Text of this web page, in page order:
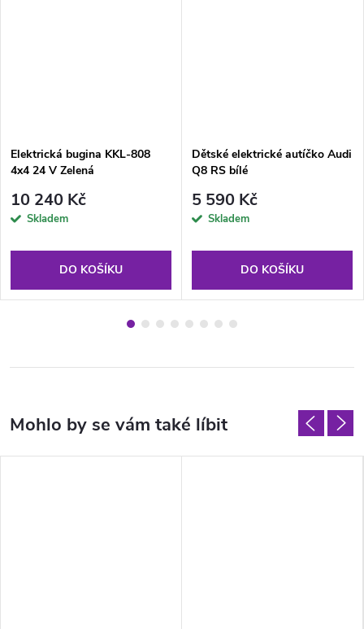
Elektrická bugina KKL-808
4x4 24 V Zelená
10 240 Kč
Skladem
DO KOŠÍKU
Dětské elektrické autíčko Audi
Q8 RS bílé
5 590 Kč
Skladem
DO KOŠÍKU